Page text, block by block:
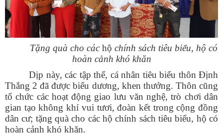
Tặng quà cho các hộ chính sách tiêu biểu, hộ có
hoàn cảnh khó khăn
Dịp này, các tập thể, cá nhân tiêu biểu thôn Định
Thắng 2 đã được biểu dương, khen thưởng. Thôn cũng
tổ chức các hoạt động giao lưu văn nghệ, trò chơi dân
gian tạo không khí vui tươi, đoàn kết trong cộng đồng
dân cư; tặng quà cho các hộ chính sách tiêu biểu, hộ có
hoàn cảnh khó khăn.